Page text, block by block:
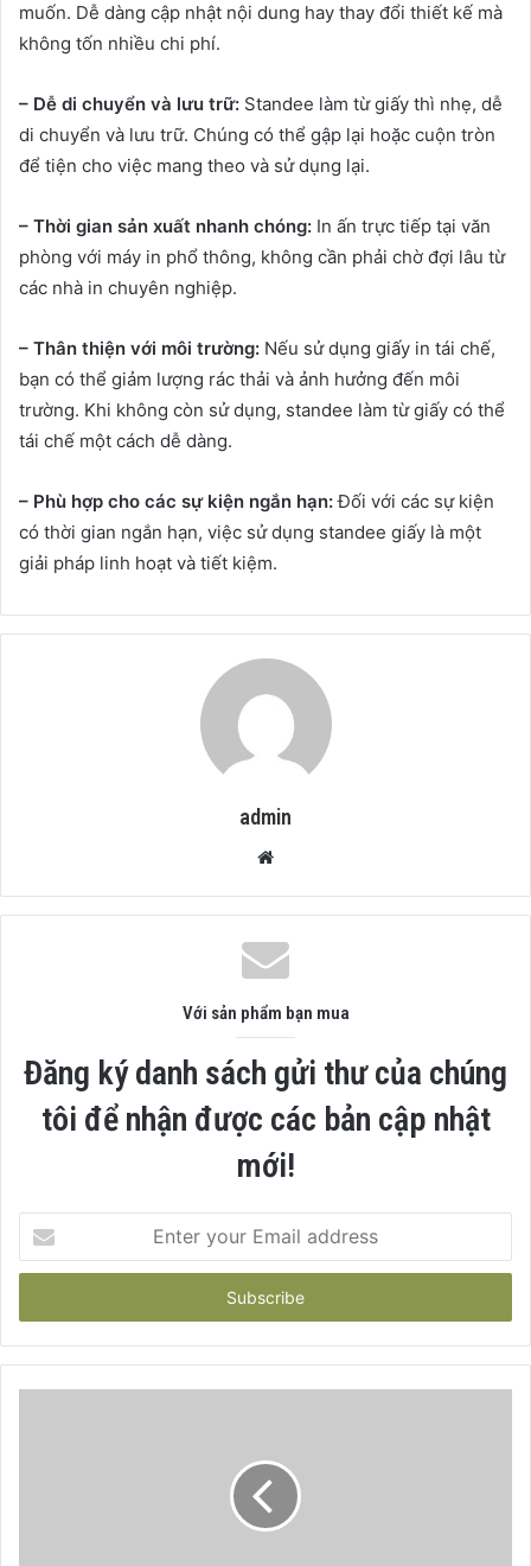
muốn. Dễ dàng cập nhật nội dung hay thay đổi thiết kế mà
không tốn nhiều chi phí.
– Dễ di chuyển và lưu trữ: Standee làm từ giấy thì nhẹ, dễ
di chuyển và lưu trữ. Chúng có thể gập lại hoặc cuộn tròn
để tiện cho việc mang theo và sử dụng lại.
– Thời gian sản xuất nhanh chóng: In ấn trực tiếp tại văn
phòng với máy in phổ thông, không cần phải chờ đợi lâu từ
các nhà in chuyên nghiệp.
– Thân thiện với môi trường: Nếu sử dụng giấy in tái chế,
bạn có thể giảm lượng rác thải và ảnh hưởng đến môi
trường. Khi không còn sử dụng, standee làm từ giấy có thể
tái chế một cách dễ dàng.
– Phù hợp cho các sự kiện ngắn hạn:Đối với các sự kiện
có thời gian ngắn hạn, việc sử dụng standee giấy là một
giải pháp linh hoạt và tiết kiệm.
admin
Website
Với sản phẩm bạn mua
Đăng ký danh sách gửi thư của chúng
tôi để nhận được các bản cập nhật
mới!
your
Email